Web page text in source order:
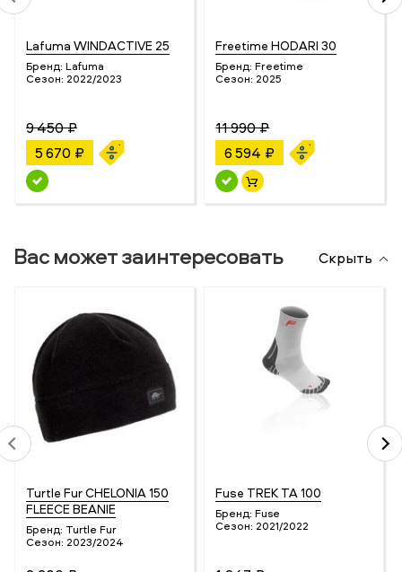
Lafuma WINDACTIVE 25
Бренд: Lafuma
Сезон: 2022/2023
9 450 ₽
5 670 ₽
Freetime HODARI 30
Бренд: Freetime
Сезон: 2025
11 990 ₽
6 594 ₽
Вас может заинтересовать Скрыть
Turtle Fur CHELONIA 150
FLEECE BEANIE
Бренд: Turtle Fur
Сезон: 2023/2024
Fuse TREK TA 100
Бренд: Fuse
Сезон: 2021/2022